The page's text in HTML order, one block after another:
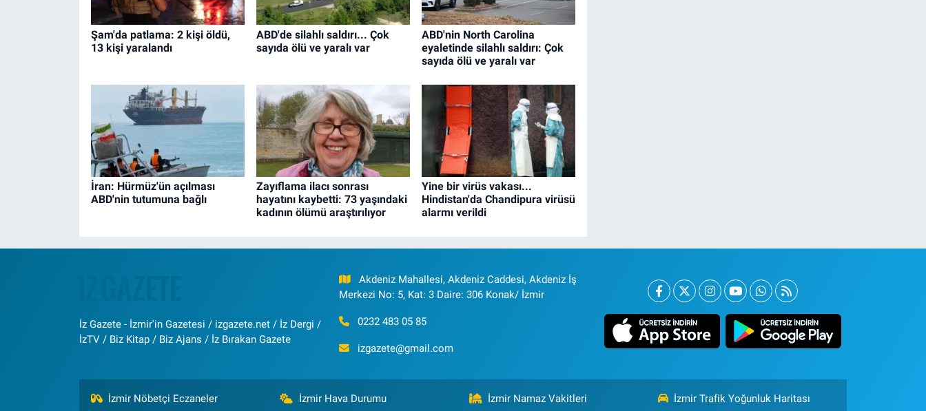
Şam'da patlama: 2 kişi öldü,
13 kişi yaralandı
ABD'de silahlı saldırı... Çok
sayıda ölü ve yaralı var
ABD'nin North Carolina
eyaletinde silahlı saldırı: Çok
sayıda ölü ve yaralı var
İran: Hürmüz'ün açılması
ABD'nin tutumuna bağlı
Zayıflama ilacı sonrası
hayatını kaybetti: 73 yaşındaki
kadının ölümü araştırılıyor
Yine bir virüs vakası...
Hindistan'da Chandipura virüsü
alarmı verildi
İz Gazete - İzmir'in Gazetesi / izgazete.net / İz Dergi /
İzTV / Biz Kitap / Biz Ajans / İz Bırakan Gazete
Akdeniz Mahallesi, Akdeniz Caddesi, Akdeniz İş
Merkezi No: 5, Kat: 3 Daire: 306 Konak/ İzmir
0232 483 05 85
izgazete@gmail.com
İzmir Nöbetçi Eczaneler İzmir Hava Durumu İzmir Namaz Vakitleri İzmir Trafik Yoğunluk Haritası